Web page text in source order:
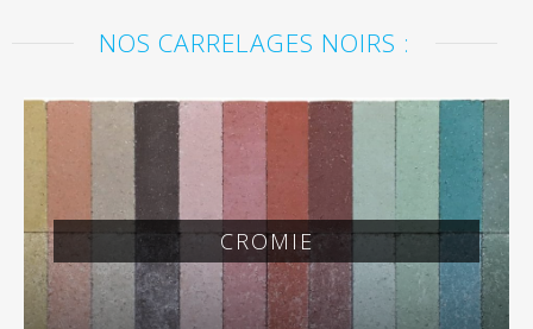
NOS CARRELAGES NOIRS :
CROMIE